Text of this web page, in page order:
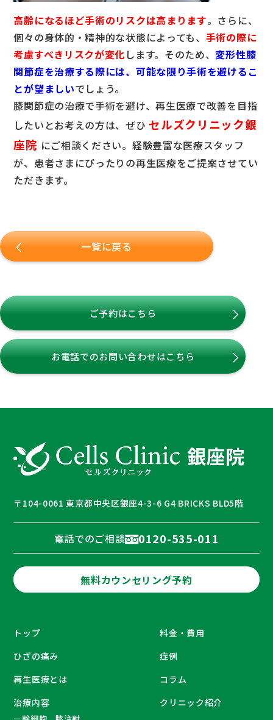
高齢になるほど手術のリスクは高まります。さらに、
個々の身体的・精神的な状態によっても、 手術の際に
考慮すべきリスクが変化 します。そのため、変形性膝
関節症を治療する際には、可能な限り手術を避けるこ
とが望ましいでしょう。
膝関節症の治療で手術を避け、再生医療で改善を目指
したいとお考えの方は、ぜひセルズクリニック銀
座院 にご相談ください。経験豊富な医療スタッフ
が、患者さまにぴったりの再生医療をご提案させてい
ただきます。
一覧に戻る
ご予約はこちら
お電話でのお問い合わせはこちら
〒104-0061 東京都中央区銀座4-3-6 G4 BRICKS BLD5階
電話でのご相談 0120-535-011
無料カウンセリング予約
トップ
ひざの痛み
再生医療とは
治療内容
料金・費用
症例
コラム
クリニック紹介